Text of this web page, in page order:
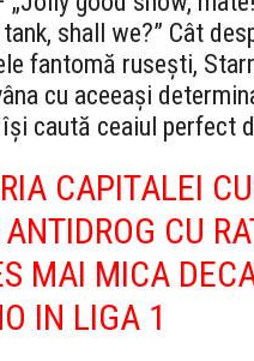
shall we?” Cât
fantomă rusești,
cu aceeași
caută ceaiul perfect
CAPITALEI
CU
MAI MICA
IN LIGA 1